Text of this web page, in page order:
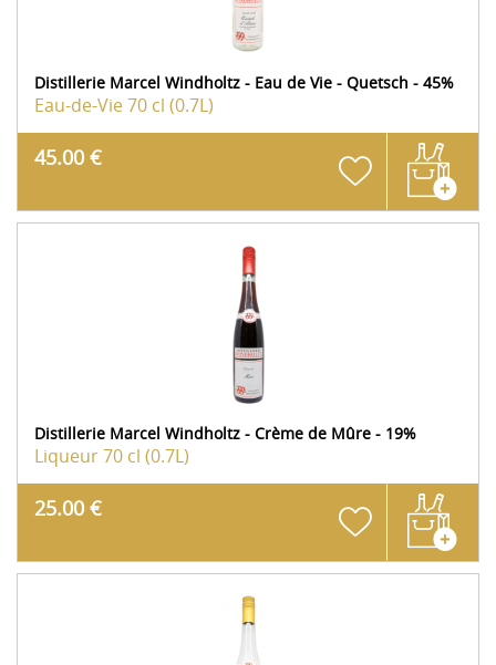
Distillerie Marcel Windholtz - Eau de Vie - Quetsch - 45%
Eau-de-Vie70 cl (0.7L)
45.00 €
Distillerie Marcel Windholtz - Crème de Mûre - 19%
Liqueur70 cl (0.7L)
25.00 €